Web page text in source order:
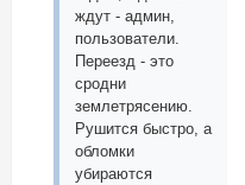
ждут - админ,
пользователи.
Переезд - это
сродни
землетрясению.
Рушится быстро, а
обломки
убираются